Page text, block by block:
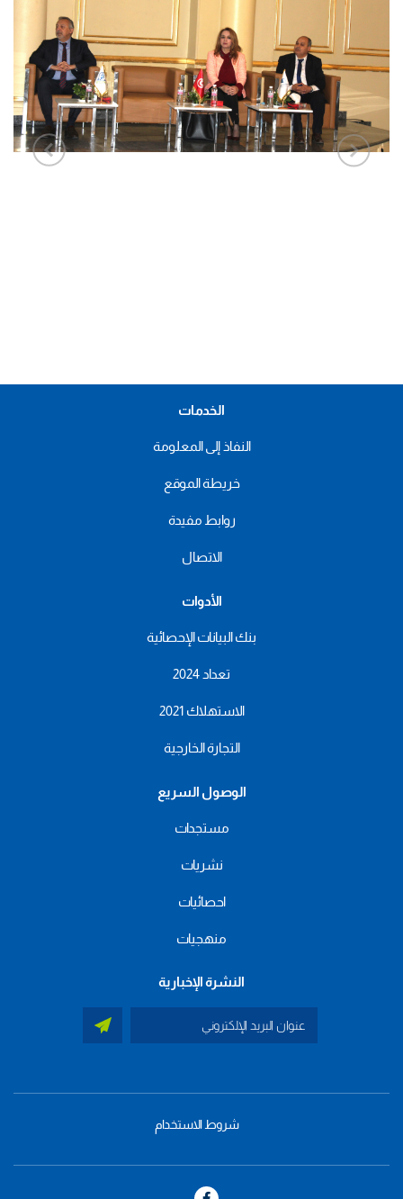
189.87 كيلوبايت
الخدمات
النفاذ إلى المعلومة
خريطة الموقع
روابط مفيدة
الاتصال
الأدوات
بنك البيانات الإحصائية
تعداد 2024
الاستهلاك 2021
التجارة الخارجية
الوصول السريع
مستجدات
نشريات
احصائيات
منهجيات
النشرة الإخبارية
footer
شروط الاستخدام